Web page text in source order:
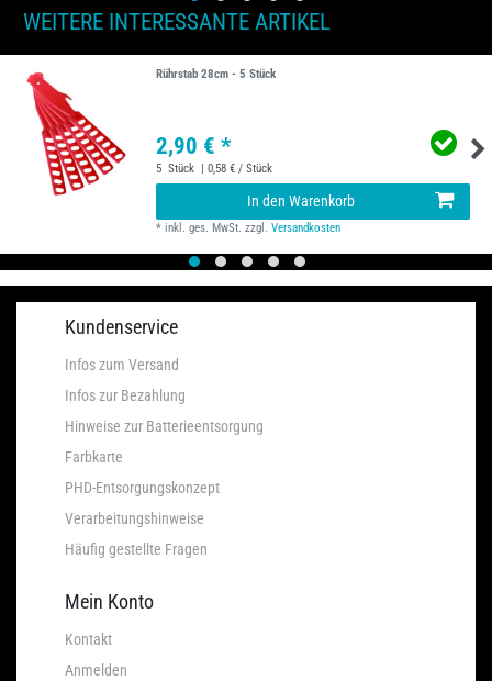
WEITERE INTERESSANTE ARTIKEL
Rührstab 28cm - 5 Stück
2,90 € *
5 Stück | 0,58 € / Stück
In den Warenkorb
*inkl. ges. MwSt. zzgl.Versandkosten
Kundenservice
Infos zum Versand
Infos zur Bezahlung
Hinweise zur Batterieentsorgung
Farbkarte
PHD-Entsorgungskonzept
Verarbeitungshinweise
Häufig gestellte Fragen
Mein Konto
Kontakt
Anmelden